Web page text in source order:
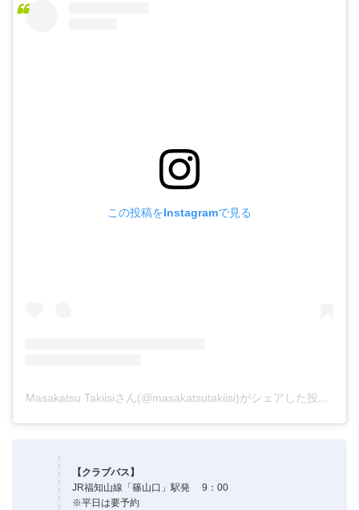
この投稿をInstagramで見る
Masakatsu Takiisiさん(@masakatsutakiisi)がシェアした投稿
【クラブバス】
JR福知山線「篠山口」駅発 9：00
※平日は要予約